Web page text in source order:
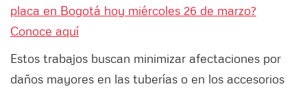
placa en Bogotá hoy miércoles 26 de marzo?
Conoce aquí
Estos trabajos buscan minimizar afectaciones por
daños mayores en las tuberías o en los accesorios